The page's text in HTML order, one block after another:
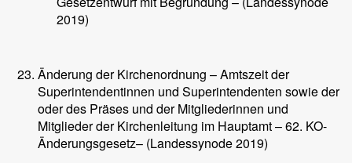
2019)
Änderung der Kirchenordnung – Amtszeit der
Superintendentinnen und Superintendenten sowie der
oder des Präses und der Mitgliederinnen und
Mitglieder der Kirchenleitung im Hauptamt – 62. KO-
Änderungsgesetz– (Landessynode 2019)